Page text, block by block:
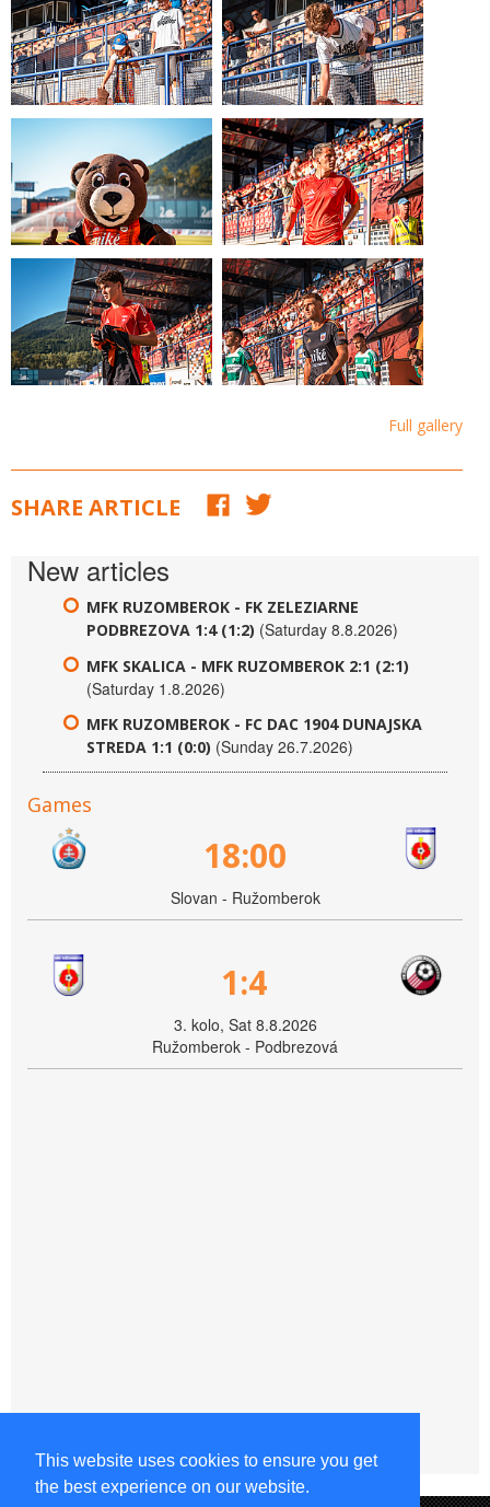
This website uses cookies to ensure you get
the best experience on our website.
Full gallery
SHARE ARTICLE
New articles
MFK RUZOMBEROK - FK ZELEZIARNE
PODBREZOVA 1:4 (1:2) (Saturday 8.8.2026)
MFK SKALICA - MFK RUZOMBEROK 2:1 (2:1)
(Saturday 1.8.2026)
MFK RUZOMBEROK - FC DAC 1904 DUNAJSKA
STREDA 1:1 (0:0) (Sunday 26.7.2026)
Games
18:00
Slovan - Ružomberok
1:4
3. kolo, Sat 8.8.2026
Ružomberok - Podbrezová